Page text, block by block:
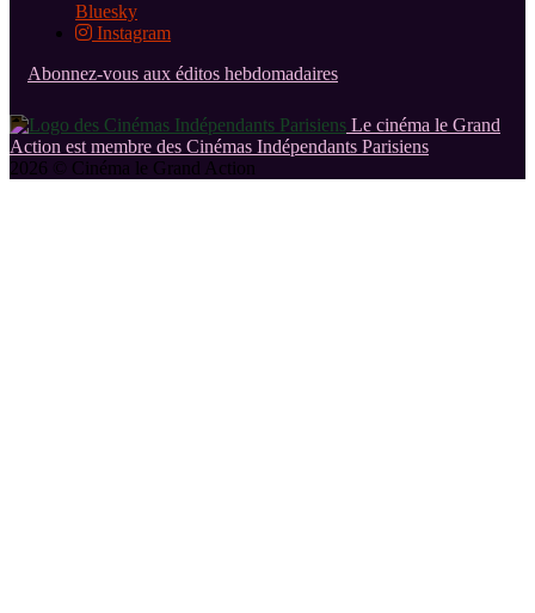
Bluesky
Instagram
Abonnez-vous aux éditos hebdomadaires
Le cinéma le Grand
Action est membre des Cinémas Indépendants Parisiens
2026 © Cinéma le Grand Action